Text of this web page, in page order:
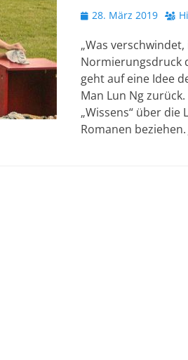
Veröffentlicht
28. März 2019
„Was
Normierungsdruck
geht auf eine Idee
Man Lun Ng
„Wissens“ über
Romanen beziehen.